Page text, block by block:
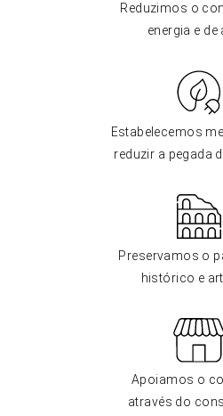
Reduzimos o
energia e de
Estabelecemos
reduzir a pegada
Preservamos o
histórico e
Apoiamos o
através do